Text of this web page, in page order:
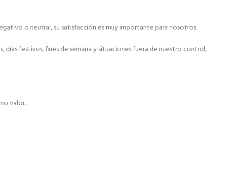
o neutral, su satisfacción es muy importante para nosotros.
días festivos, fines de semana y situaciones fuera de nuestro control,
valor.